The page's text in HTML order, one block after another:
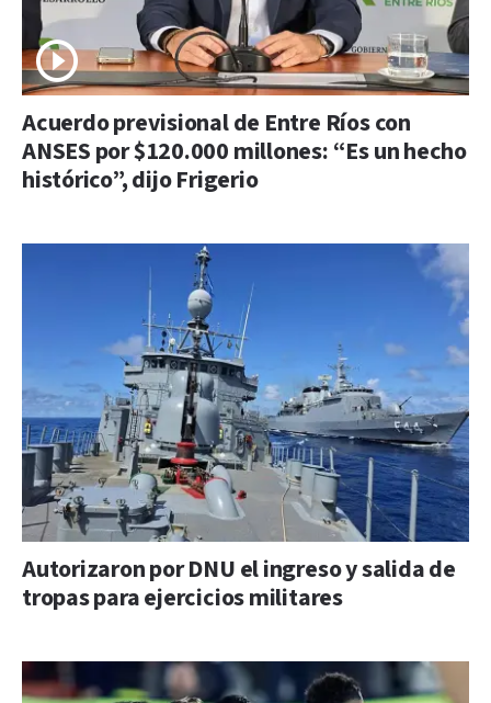
Acuerdo previsional de Entre Ríos con
ANSES por $120.000 millones: “Es un hecho
histórico”, dijo Frigerio
Autorizaron por DNU el ingreso y salida de
tropas para ejercicios militares